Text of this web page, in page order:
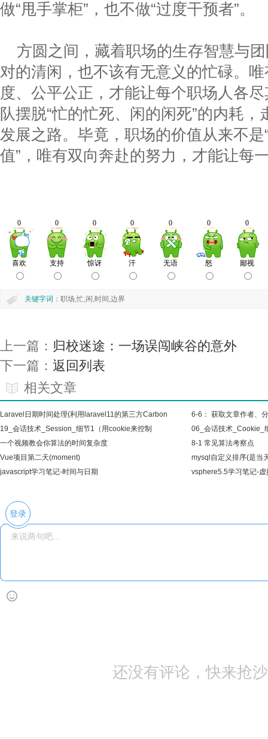
做“甩手掌柜”，也不做“过度干预者”。
方圆之间，藏着职场的生存智慧与
对的清闲，也不该有无意义的忙碌。
度、公平公正，才能让每个职场人各
队摆脱“忙的忙死、闲的闲死”的内耗
发展之路。毕竟，职场的价值从来不是
值”，唯有双向奔赴的努力，才能让每
关键字词 ：职场,忙,闲,时间,边界
上一篇： 归校迷途：一场误闯峡谷的意外
下一篇： 返回列表
相关文章
Laravel日期时间处理(利用laravel11的第三方Carbon
计
6-6： 获取文章作者、
间,所
19_会话技术_Session_细节1（用cookie来控制
session关闭
06_会话技术_Cookie_
一个视频教会你算法的时间复杂度
8-1 常见算法考察点
Vue项目第二天(moment)
mysql自定义排序(是当
javascript学习笔记-时间与日期
vsphere5.5学习笔记-
登录
还没有评论，快来抢